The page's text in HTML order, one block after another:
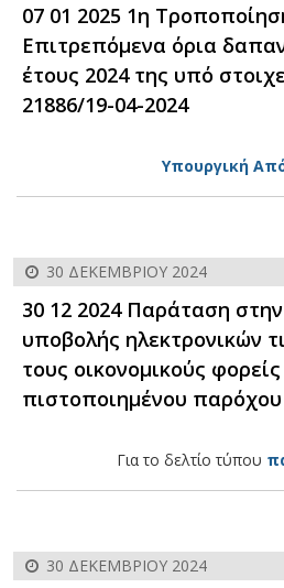
07 01 2025 1η
Επιτρεπόμενα όρια
έτους 2024 της υπό
21886/19-04-2024
Υπουργική
30 ΔΕΚΕΜΒΡΊΟΥ 2024
30 12 2024 Παράταση
υποβολής ηλεκτρονικών
τους οικονομικούς
πιστοποιημένου παρόχου
Για το δελτίο τύπου
30 ΔΕΚΕΜΒΡΊΟΥ 2024